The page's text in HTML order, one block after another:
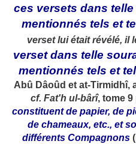
ces versets dans
mentionnés tels et
verset lui était révélé, il
verset dans telle
mentionnés tels et
Abû Dâoûd et at-Tirmidhî,
cf. Fat'h ul-bârî, tome 9
constituent de papier, de
de chameaux, etc., et
différents Compagnons